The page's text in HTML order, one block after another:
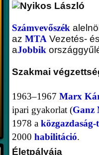
Számvevőszék
az MTA Vezetés-
aJobbik
Szakmai
1963–1967 Marx
ipari gyakorlat (Ganz
1978 a
2000 habilitáció.
Életpályája